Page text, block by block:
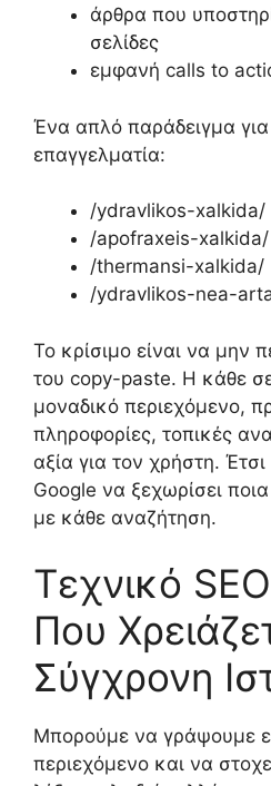
άρθρα που
σελίδες
εμφανή calls to
Ένα απλό παράδειγμα για
επαγγελματία:
/ydravlikos-xalkida/
/apofraxeis-xalkida/
/thermansi-xalkida/
/ydravlikos-nea-
Το κρίσιμο είναι να μην
του copy-paste. Η κάθε
μοναδικό περιεχόμενο,
πληροφορίες, τοπικές
αξία για τον χρήστη.
Google να ξεχωρίσει ποια
με κάθε αναζήτηση.
Τεχνικό
Που
Σύγχρονη
Μπορούμε να γράψουμε
περιεχόμενο και να